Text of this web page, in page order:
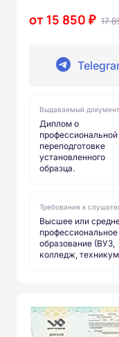
от 15 850 ₽ 17
Выдаваемый документ
Диплом о
профессиональной
переподготовке
установленного
образца.
Требования к
Высшее или
профессиональное
образование (ВУЗ,
колледж,